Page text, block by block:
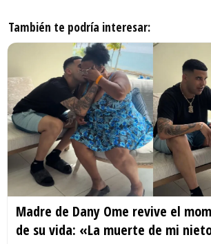
También te podría interesar:
Madre de Dany Ome revive el
de su vida: «La muerte de mi